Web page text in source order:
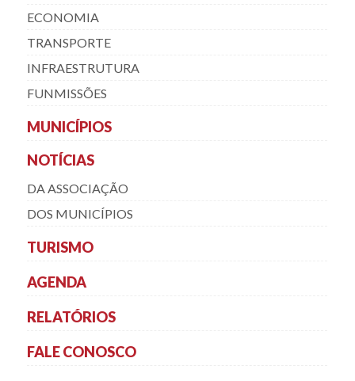
ECONOMIA
TRANSPORTE
INFRAESTRUTURA
FUNMISSÕES
MUNICÍPIOS
NOTÍCIAS
DA ASSOCIAÇÃO
DOS MUNICÍPIOS
TURISMO
AGENDA
RELATÓRIOS
FALE CONOSCO